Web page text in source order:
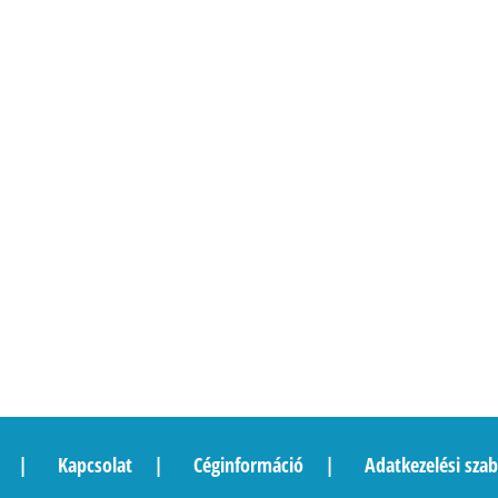
Kapcsolat Céginformáció Adatkezelési